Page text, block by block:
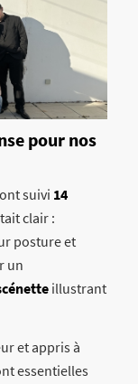
pour nos
suivi 14
clair :
posture et
un
illustrant
et appris à
essentielles